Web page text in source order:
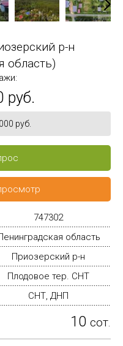
р-н
область)
руб.
руб.
747302
область
Приозерский р-н
Плодовое тер. СНТ
СНТ, ДНП
10 сот.